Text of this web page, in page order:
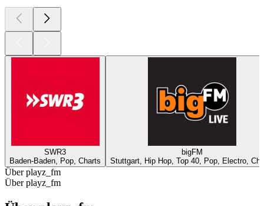
SWR3
Baden-Baden, Pop, Charts
bigFM
Stuttgart, Hip Hop, Top 40, Pop, Electro,
Über playz_fm
Über playz_fm